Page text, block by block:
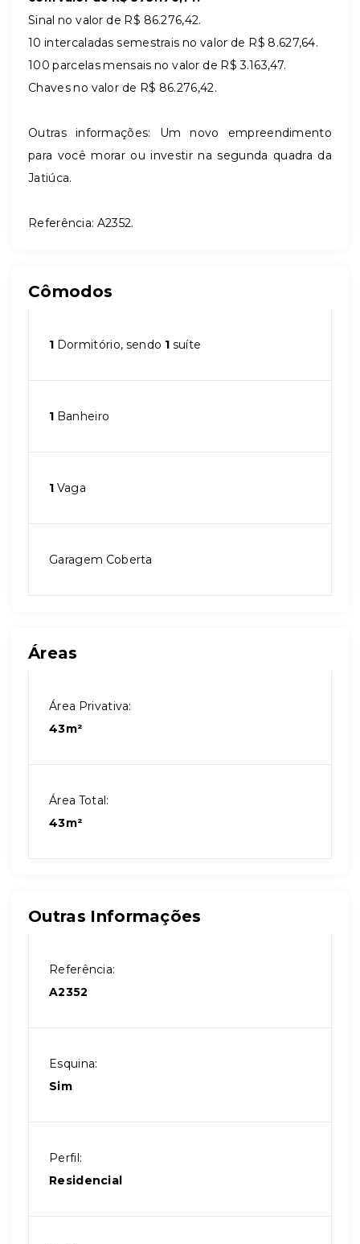
Sinal no valor de R$ 86.276,42.
10 intercaladas semestrais no valor de R$ 8.627,64.
100 parcelas mensais no valor de R$ 3.163,47.
Chaves no valor de R$ 86.276,42.
Outras informações: Um novo empreendimento
para você morar ou investir na segunda quadra da
Jatiúca.
Referência: A2352.
Cômodos
1 Dormitório, sendo 1 suíte
1 Banheiro
1 Vaga
Garagem Coberta
Áreas
Área Privativa:
43m²
Área Total:
43m²
Outras Informações
Referência:
A2352
Esquina:
Sim
Perfil:
Residencial